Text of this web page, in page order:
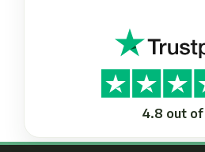
4.8 out of